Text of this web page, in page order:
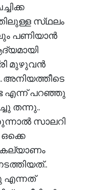
സ്‌ഥലം
പണിയാൻ
മുഴുവൻ
എന്ന് പറഞ്ഞു
തന്നു..
സാലറി
കല്യാണം
എന്നത്